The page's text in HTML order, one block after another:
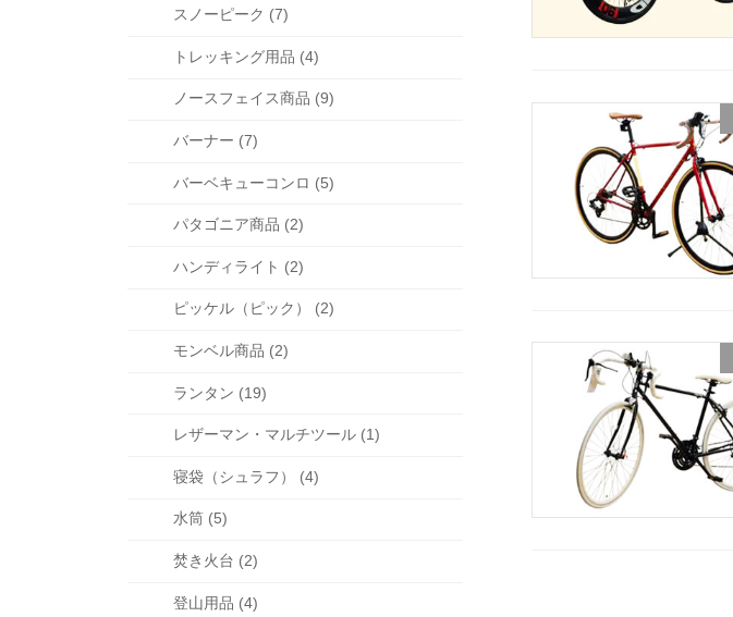
スノーピーク (7)
トレッキング用品 (4)
ノースフェイス商品 (9)
バーナー (7)
バーベキューコンロ (5)
パタゴニア商品 (2)
ハンディライト (2)
ピッケル（ピック） (2)
モンベル商品 (2)
ランタン (19)
レザーマン・マルチツール (1)
寝袋（シュラフ） (4)
水筒 (5)
焚き火台 (2)
登山用品 (4)